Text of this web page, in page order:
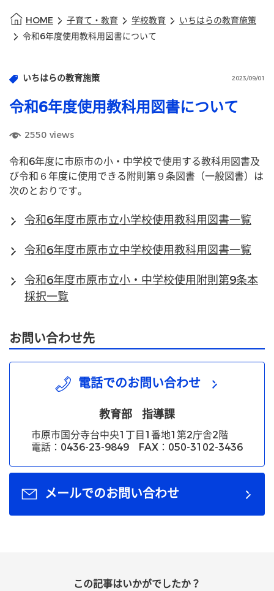
HOME 子育て・教育 学校教育
いちはらの教育施策
令和6年度使用教科用図書について
いちはらの教育施策 2023/09/01
令和6年度使用教科用図書について
2550 views
令和6年度に市原市の小・中学校で使用する教科用図書及
び令和６年度に使用できる附則第９条図書（一般図書）は
次のとおりです。
令和6年度市原市立小学校使用教科用図書一覧
令和6年度市原市立中学校使用教科用図書一覧
令和6年度市原市立小・中学校使用附則第9条本
採択一覧
お問い合わせ先
電話でのお問い合わせ
教育部 指導課
市原市国分寺台中央1丁目1番地1第2庁舎2階
電話：0436-23-9849 FAX：050-3102-3436
メールでのお問い合わせ
この記事はいかがでしたか？